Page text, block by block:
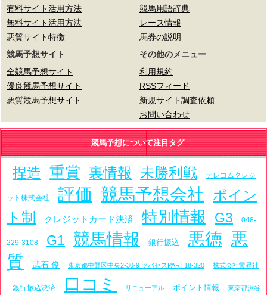
有料サイト活用方法
無料サイト活用方法
悪質サイト特徴
競馬用語辞典
レース情報
馬券の説明
競馬予想サイト
全競馬予想サイト
優良競馬予想サイト
悪質競馬予想サイト
その他のメニュー
利用規約
RSSフィード
新規サイト調査依頼
お問い合わせ
競馬予想について注目タグ
捏造 重賞 裏情報 未勝利戦 テレコムクレジ
ット株式会社 評価 競馬予想会社
ポイン
ト制
クレジットカード決済 特別情報 G3 048-
229-3108 G1 競馬情報 銀行振込 悪徳 悪
質
武石 俊 東京都中野区中央2-30-9 ツバセスPART18-320 株式会社常昇社
銀行振込決済 口コミ リニューアル ポイント情報 東京都渋谷